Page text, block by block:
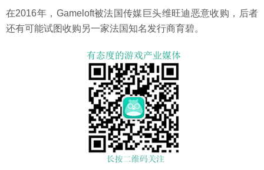
在2016年，Gameloft被法国传媒巨头维旺迪恶意收购，后者
还有可能试图收购另一家法国知名发行商育碧。